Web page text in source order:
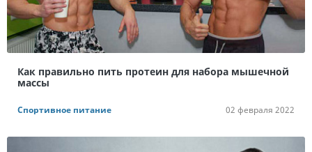
Как правильно пить протеин для набора мышечной
массы
Спортивное питание 02 февраля 2022